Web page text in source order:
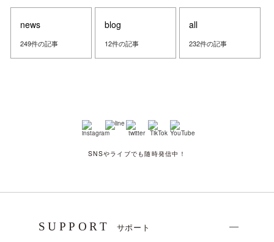
news
249件の記事
blog
12件の記事
all
232件の記事
SNSやライブでも随時発信中！
SUPPORT サポート